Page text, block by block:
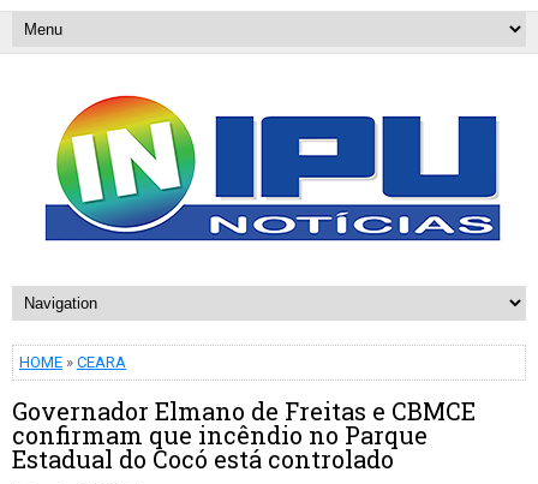
HOME » CEARA
Governador Elmano de Freitas e CBMCE
confirmam que incêndio no Parque
Estadual do Cocó está controlado